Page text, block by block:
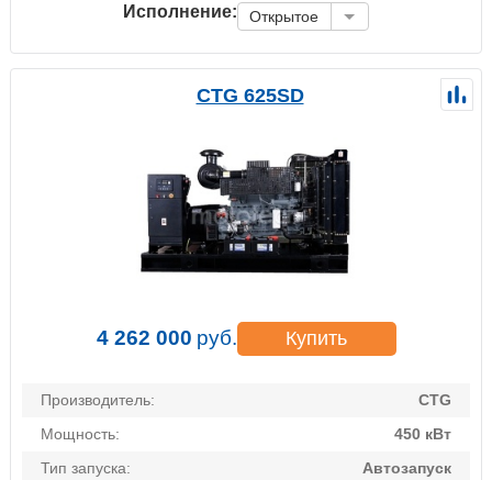
Исполнение: Открытое
CTG 625SD
4 262 000 руб. Купить
Производитель:
CTG
Мощность:
450 кВт
Тип запуска:
Автозапуск